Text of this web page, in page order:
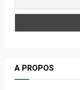
A PROPOS